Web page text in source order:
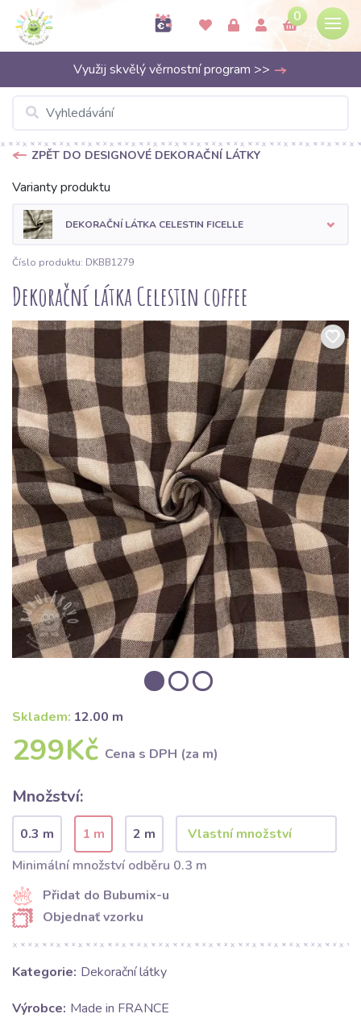
0
Využij skvělý věrnostní program >>
ZPĚT DO DESIGNOVÉ DEKORAČNÍ LÁTKY
Varianty produktu
DEKORAČNÍ LÁTKA CELESTIN FICELLE
Číslo produktu: DKBB1279
Dekorační látka Celestin coffee
Skladem: 12.00 m
299Kč Cena s DPH (za m)
Množství:
0.3 m 1 m
2 m
Minimální množství odběru 0.3 m
Přidat do Bubumix-u
Objednať vzorku
Kategorie: Dekorační látky
Výrobce: Made in FRANCE